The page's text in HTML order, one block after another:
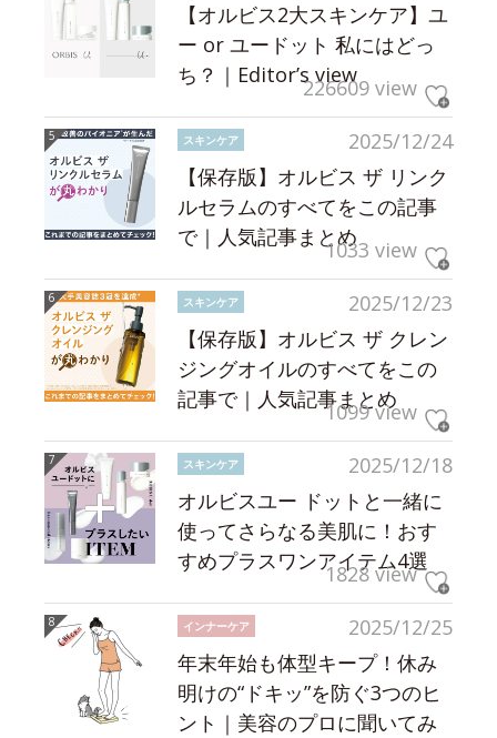
【オルビス2大スキンケア】ユ
ー or ユードット 私にはどっ
ち？｜Editor’s view226609 view
2025/12/24
スキンケア
【保存版】オルビス ザ リンク
ルセラムのすべてをこの記事
で｜人気記事まとめ1033 view
2025/12/23
スキンケア
【保存版】オルビス ザ クレン
ジングオイルのすべてをこの
記事で｜人気記事まとめ
1099 view
2025/12/18
スキンケア
オルビスユー ドットと一緒に
使ってさらなる美肌に！おす
すめプラスワンアイテム4選
1828 view
2025/12/25
インナーケア
年末年始も体型キープ！休み
明けの“ドキッ”を防ぐ3つのヒ
ント｜美容のプロに聞いてみ